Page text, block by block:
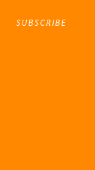
SUBSCRIBE